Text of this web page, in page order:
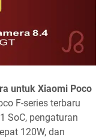
untuk Xiaomi Poco
F-series terbaru
SoC, pengaturan
120W, dan